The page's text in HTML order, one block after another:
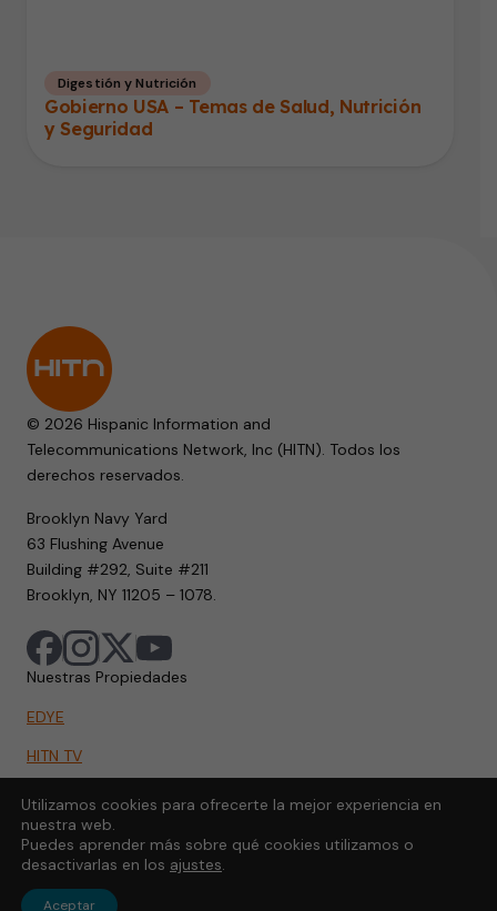
Digestión y Nutrición
Gobierno USA – Temas de Salud, Nutrición
y Seguridad
© 2026 Hispanic Information and
Telecommunications Network, Inc (HITN). Todos los
derechos reservados.
Brooklyn Navy Yard
63 Flushing Avenue
Building #292, Suite #211
Brooklyn, NY 11205 – 1078.
Nuestras Propiedades
EDYE
HITN TV
HITN.ORG
HITN GO
Utilizamos cookies para ofrecerte la mejor experiencia en
nuestra web.
Puedes aprender más sobre qué cookies utilizamos o
desactivarlas en los ajustes.
Aceptar